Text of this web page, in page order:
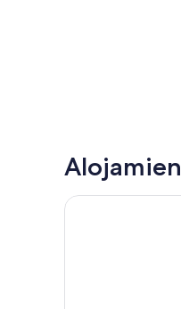
Hôtel Les Sources